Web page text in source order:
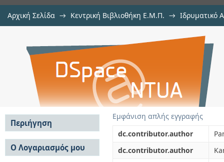
Αρχική Σελίδα → Κεντρική Βιβλιοθήκη Ε.Μ.Π. → Ιδρυματικό
Performance evaluation of
propagation environment
Εμφάνιση απλής εγγραφής
dc.contributor.author
dc.contributor.author
Περιήγηση
Σε όλο το DSpace
Κοινότητες & Συλλογές
Ο Λογαριασμός μου